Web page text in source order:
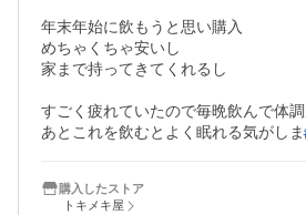
年末年始に飲もうと思い購入
めちゃくちゃ安いし
家まで持ってきてくれるし
すごく疲れていたので毎晩飲んで体調
あとこれを飲むとよく眠れる気がし
信じてまたリピしたいと思ってます
購入したストア
トキメキ屋